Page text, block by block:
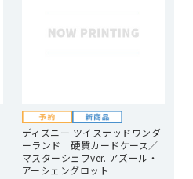
ディズニー ツイステッドワンダ
ーランド 硬質カードケース／
マスターシェフver. アズール・
アーシェングロット